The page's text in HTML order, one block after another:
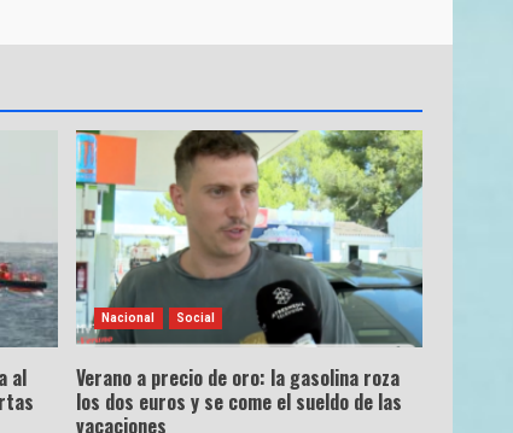
al
Nacional Social
Verano a precio de oro: la gasolina roza
los dos euros y se come el sueldo de las
vacaciones